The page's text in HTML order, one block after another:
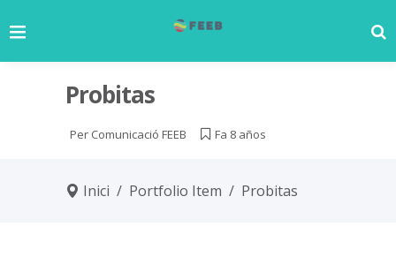
Probitas
Per Comunicació FEEB Fa 8 años
Inici / Portfolio Item / Probitas